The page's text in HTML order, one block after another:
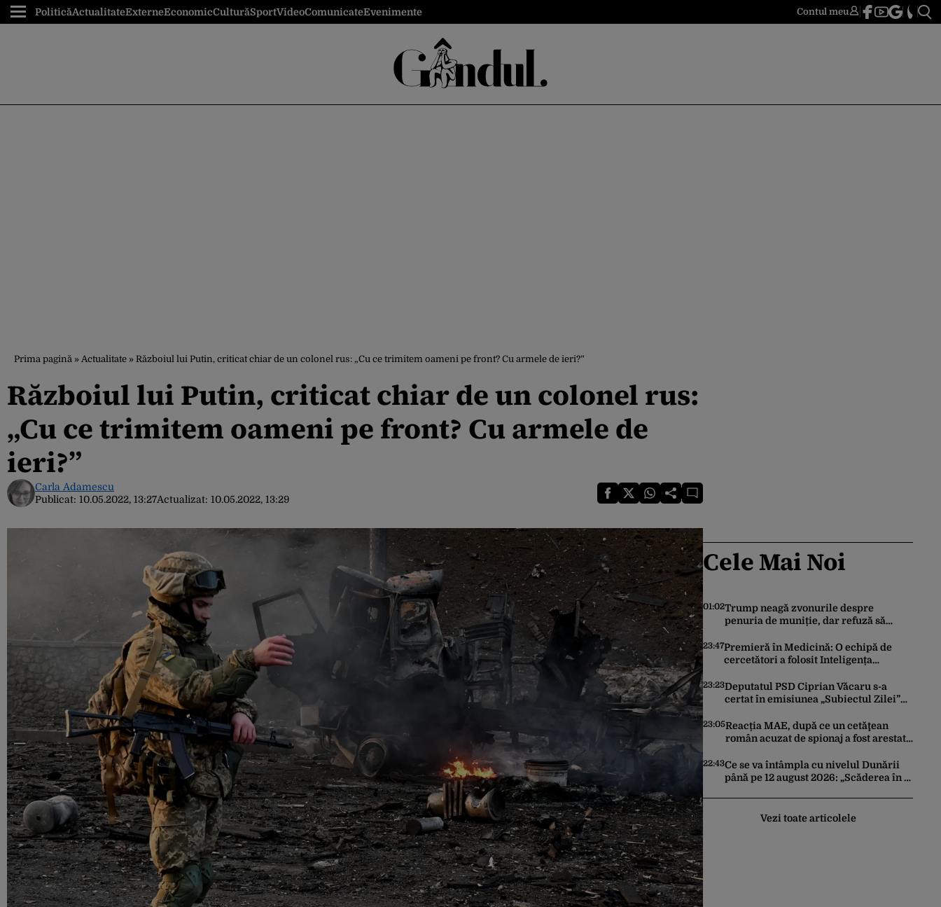
PoliticăActualitateExterneEconomicCulturăSportVideoComunicateEvenimente Contul meu
Prima pagină » Actualitate » Războiul lui Putin, criticat chiar de un colonel rus: „Cu ce trimitem oameni pe front? Cu armele de ieri?”
Războiul lui Putin, criticat chiar de un colonel rus:
„Cu ce trimitem oameni pe front? Cu armele de
ieri?”
Carla Adamescu
Publicat: 10.05.2022, 13:27Actualizat: 10.05.2022, 13:29
Cele Mai Noi
01:02Trump neagă zvonurile despre
penuria de muniție, dar refuză să
nevoie de rachete”
23:47Premieră în Medicină: O echipă de
cercetători a folosit Inteligența
virusuri sintetice la tratarea de E.coli
23:23Deputatul PSD Ciprian Văcaru s-a
certat în emisiunea „Subiectul Zilei”
deficitul fiind motivul scandalului
23:05Reacția MAE, după ce un cetăţean
român acuzat de spionaj a fost arestat
ucrainean ca să asasineze un
producător de drone
22:43Ce se va întâmpla cu nivelul Dunării
până pe 12 august 2026: „Scăderea în 7
Vezi toate articolele